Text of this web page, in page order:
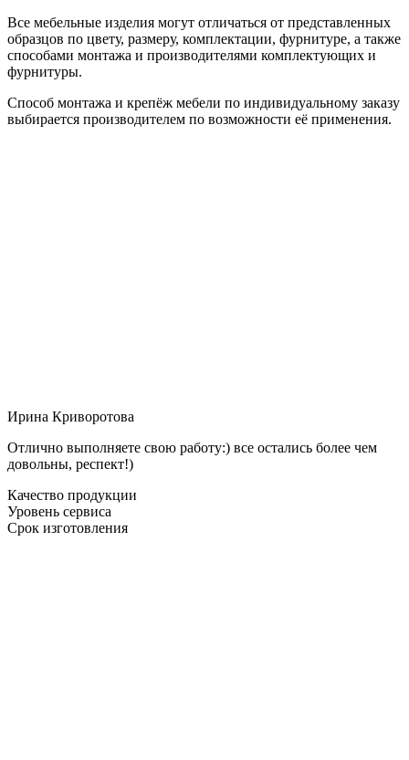
Все мебельные изделия могут отличаться от представленных
образцов по цвету, размеру, комплектации, фурнитуре, а также
способами монтажа и производителями комплектующих и
фурнитуры.
Способ монтажа и крепёж мебели по индивидуальному заказу
выбирается производителем по возможности её применения.
Ирина Криворотова
Отлично выполняете свою работу:) все остались более чем
довольны, респект!)
Качество продукции
Уровень сервиса
Срок изготовления